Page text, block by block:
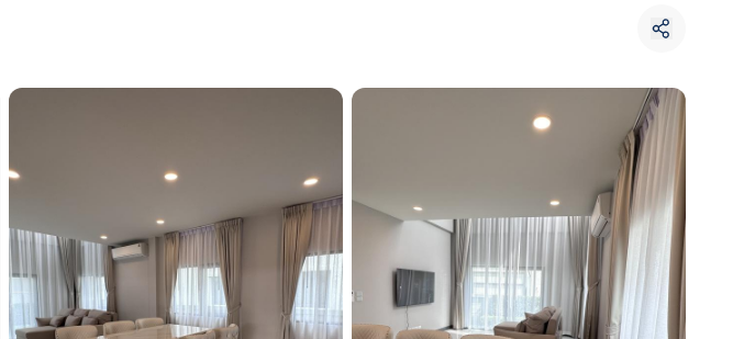
รายการที่ 3
เลือกยูนิตเพื่อเปรียบเทียบ
ลบทั้งหมด